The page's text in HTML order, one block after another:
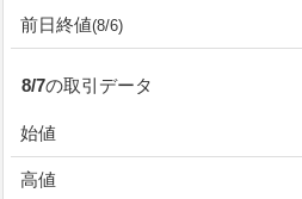
前日終値(8/6)
8/7の取引データ
始値
高値